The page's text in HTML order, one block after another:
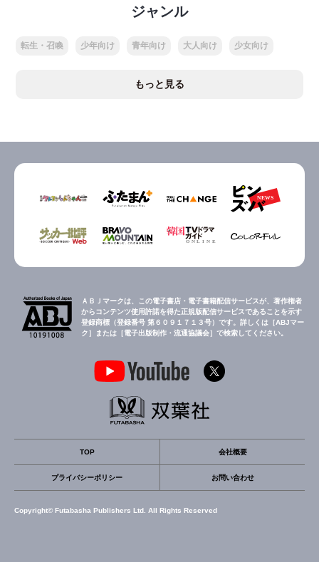
ジャンル
転生・召喚 少年向け 青年向け 大人向け 少女向け
もっと見る
ＡＢＪマークは、この電子書店・電子書籍配信サービスが、著作権者
からコンテンツ使用許諾を得た正規版配信サービスであることを示す
登録商標（登録番号 第６０９１７１３号）です。詳しくは［ABJマー
ク］または［電子出版制作・流通協議会］で検索してください。
TOP 会社概要
プライバシーポリシー お問い合わせ
Copyright© Futabasha Publishers Ltd. All Rights Reserved